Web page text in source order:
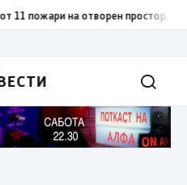
на отворен простор, од кои